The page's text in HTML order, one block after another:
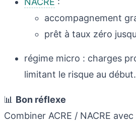
accompagnement
prêt à taux zéro
régime micro : charges
limitant le risque au début.
📊 Bon réflexe
Combiner ACRE / NACRE avec